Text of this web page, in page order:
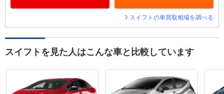
スイフトの車買取相場を調べる
スイフトを見た人はこんな車と比較しています